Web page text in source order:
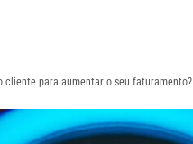
cliente para aumentar o seu faturamento?